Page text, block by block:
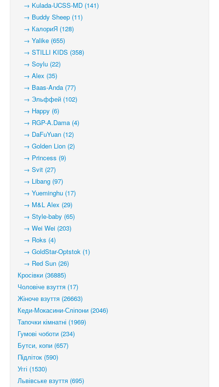
→ Kulada-UCSS-MD (141)
→ Buddy Sheep (11)
→ КалориЯ (128)
→ Yalike (655)
→ STILLI KIDS (358)
→ Soylu (22)
→ Alex (35)
→ Baas-Anda (77)
→ Эльффей (102)
→ Happy (6)
→ RGP-A.Dama (4)
→ DaFuYuan (12)
→ Golden Lion (2)
→ Princess (9)
→ Svit (27)
→ Libang (97)
→ Yueminghu (17)
→ M&L Alex (29)
→ Style-baby (65)
→ Wei Wei (203)
→ Roks (4)
→ GoldStar-Optstok (1)
→ Red Sun (26)
Кросівки (36885)
Чоловіче взуття (17)
Жіноче взуття (26663)
Кеди-Мокасини-Сліпони (2046)
Тапочки кімнатні (1969)
Гумові чоботи (234)
Бутси, копи (657)
Підліток (590)
Уггі (1530)
Львівське взуття (695)